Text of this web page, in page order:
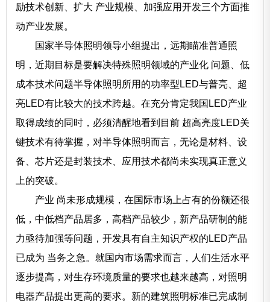
励技术创新、扩大 产业规模、加强应用开发三个方面推
动产业发展。
国家半导体照明领导小组提出，远期瞄准普通照
明，近期目标是要解决特殊照明领域的产业化 问题、低
成本技术问题半导体照明所用的功率型LED与普亮、超
亮LED有比较大的技术跨越。在充分肯定我国LED产业
取得成绩的同时，必须清醒地看到目前 超高亮度LED关
键技术有待掌握，对半导体照明而言，无论是材料、设
备、芯片还是封装技术、应用技术都尚未实现真正意义
上的突破。
产业 尚未形成规模，在国际市场上占有的份额还很
低，中低档产品居多，高档产品较少，新产品研制的能
力亟待加强等问题，开发具有自主知识产权的LED产品
已成为 当务之急。就国内市场需求而言，人们生活水平
逐步提高，对生存环境质量的要求也越来越高，对照明
电器产品提出更高的要求。新的建筑照明标准已完成制